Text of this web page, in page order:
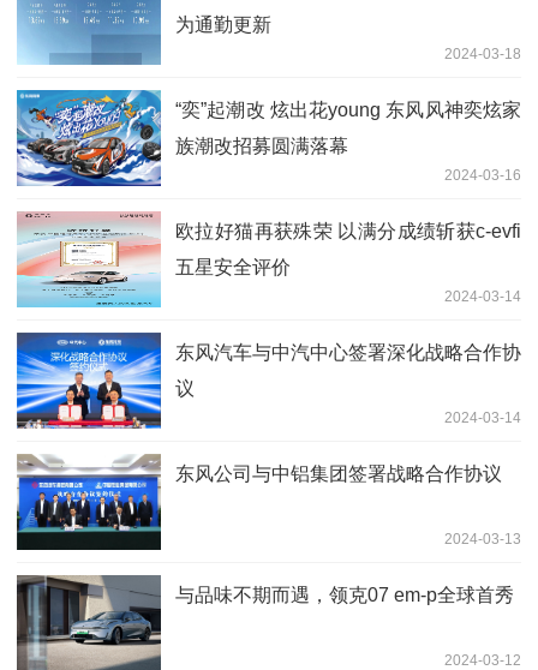
为通勤更新
2024-03-18
“奕”起潮改 炫出花young 东风风神奕炫家
族潮改招募圆满落幕
2024-03-16
欧拉好猫再获殊荣 以满分成绩斩获c-evfi
五星安全评价
2024-03-14
东风汽车与中汽中心签署深化战略合作协
议
2024-03-14
东风公司与中铝集团签署战略合作协议
2024-03-13
与品味不期而遇，领克07 em-p全球首秀
2024-03-12